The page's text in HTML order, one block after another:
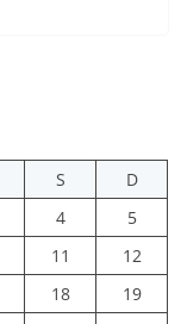
S
D
4
5
11
12
18
19